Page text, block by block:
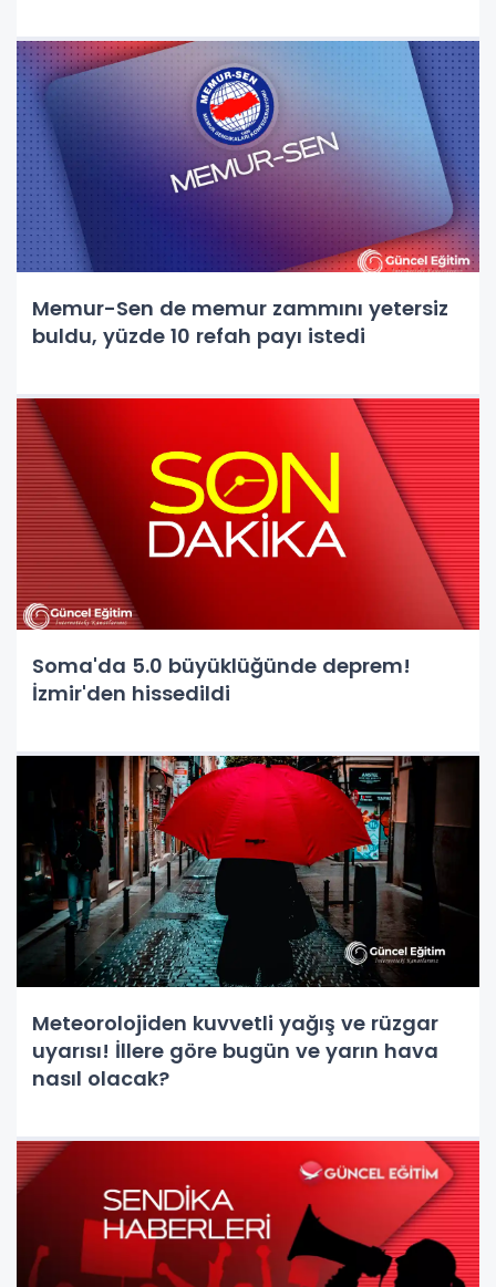
Memur-Sen de memur zammını yetersiz
buldu, yüzde 10 refah payı istedi
Soma'da 5.0 büyüklüğünde deprem!
İzmir'den hissedildi
Meteorolojiden kuvvetli yağış ve rüzgar
uyarısı! İllere göre bugün ve yarın hava
nasıl olacak?